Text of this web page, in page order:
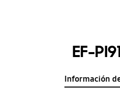
EF-
Información